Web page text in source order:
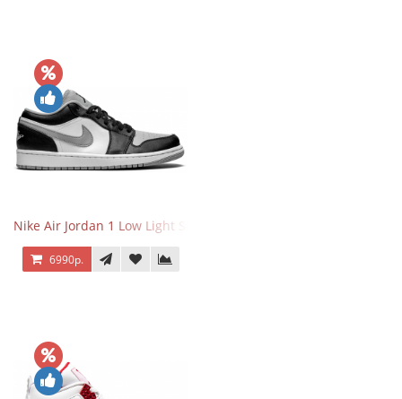
Nike Air Jordan 1 Low Light Smoke Grey
6990р.